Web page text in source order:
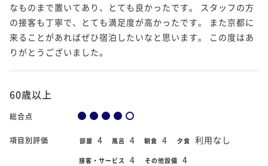
なものまで置いてあり、とても良かったです。 スタッフの方
の接客も丁寧で、とても満足度が高かったです。 また京都に
来ることがあればぜひ宿泊したいなと思います。 この度はあ
りがとうございました。
60歳以上
総合点
項目別評価 部屋 4 風呂 4 朝食 4 夕食 利用なし
接客・サービス 4 その他設備 4